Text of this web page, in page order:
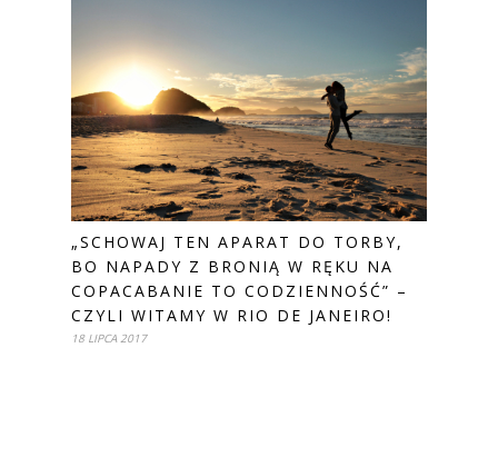
„SCHOWAJ TEN APARAT DO TORBY,
BO NAPADY Z BRONIĄ W RĘKU NA
COPACABANIE TO CODZIENNOŚĆ” –
CZYLI WITAMY W RIO DE JANEIRO!
18 LIPCA 2017